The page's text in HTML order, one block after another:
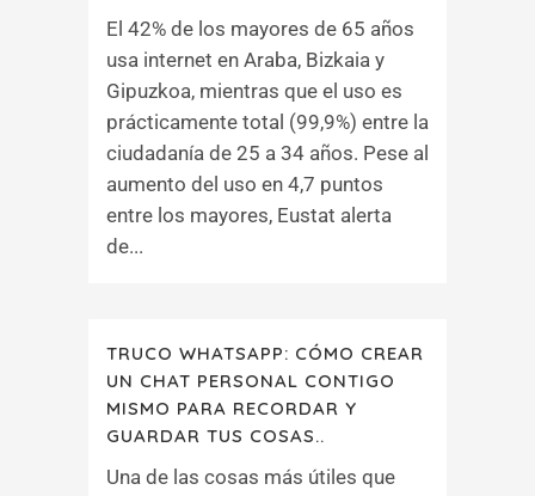
El 42% de los mayores de 65 años
usa internet en Araba, Bizkaia y
Gipuzkoa, mientras que el uso es
prácticamente total (99,9%) entre la
ciudadanía de 25 a 34 años. Pese al
aumento del uso en 4,7 puntos
entre los mayores, Eustat alerta
de...
TRUCO WHATSAPP: CÓMO CREAR
UN CHAT PERSONAL CONTIGO
MISMO PARA RECORDAR Y
GUARDAR TUS COSAS..
Una de las cosas más útiles que